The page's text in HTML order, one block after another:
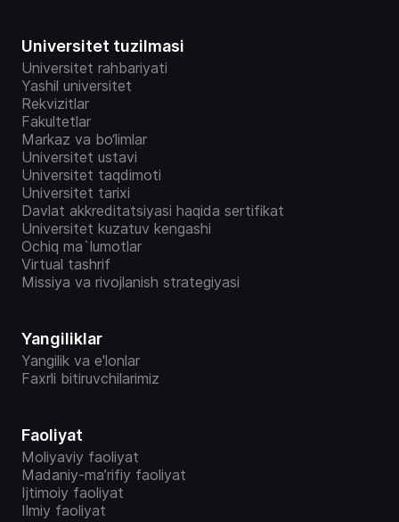
Universitet tuzilmasi
Universitet rahbariyati
Yashil universitet
Rekvizitlar
Fakultetlar
Markaz va bo‘limlar
Universitet ustavi
Universitet taqdimoti
Universitet tarixi
Davlat akkreditatsiyasi haqida sertifikat
Universitet kuzatuv kengashi
Ochiq ma`lumotlar
Virtual tashrif
Missiya va rivojlanish strategiyasi
Yangiliklar
Yangilik va e'lonlar
Faxrli bitiruvchilarimiz
Faoliyat
Moliyaviy faoliyat
Madaniy-ma’rifiy faoliyat
Ijtimoiy faoliyat
Ilmiy faoliyat